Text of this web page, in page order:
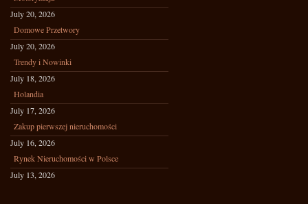
July 20, 2026
Domowe Przetwory
July 20, 2026
Trendy i Nowinki
July 18, 2026
Holandia
July 17, 2026
Zakup pierwszej nieruchomości
July 16, 2026
Rynek Nieruchomości w Polsce
July 13, 2026